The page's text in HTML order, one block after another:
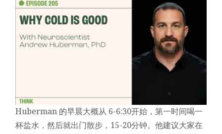
Huberman 的早晨大概从 6-6:30开始，第一时间喝一
杯盐水，然后就出门散步，15-20分钟。他建议大家在